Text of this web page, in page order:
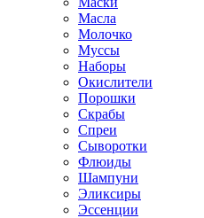
Масла
Молочко
Муссы
Наборы
Окислители
Порошки
Скрабы
Спреи
Сыворотки
Флюиды
Шампуни
Эликсиры
Эссенции